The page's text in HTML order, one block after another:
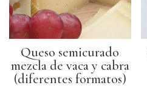
Queso semicurado
mezcla de vaca y cabra
(diferentes formatos)